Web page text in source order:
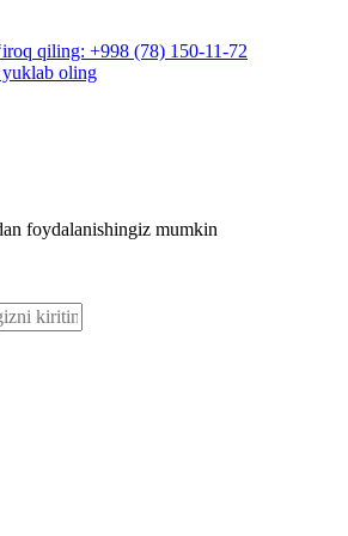
qiling: +998 (78) 150-11-72
oling
foydalanishingiz mumkin